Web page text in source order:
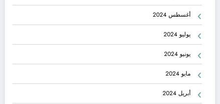
أغسطس 2024
يوليو 2024
يونيو 2024
مايو 2024
أبريل 2024